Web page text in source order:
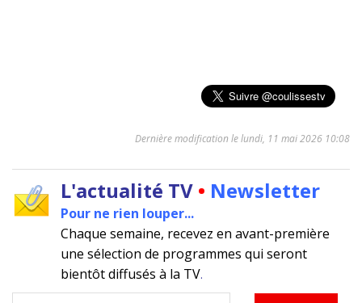
Dernière modification le lundi, 11 mai 2026 10:08
L'actualité TV • Newsletter
Pour ne rien louper...
Chaque semaine, recevez en avant-première
une sélection de programmes qui seront
bientôt diffusés à la TV.